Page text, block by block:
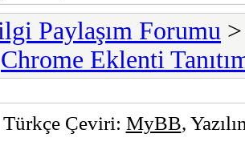
Paylaşım Forumu
Chrome Eklenti
Türkçe Çeviri: MyBB,